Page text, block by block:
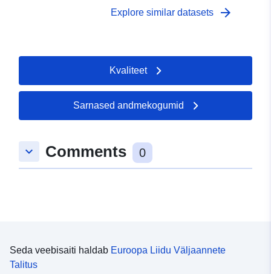
Explore similar datasets arrow_forward
Kvaliteet
Sarnased andmekogumid
keyboard_arrow_down Comments 0
Seda veebisaiti haldab Euroopa Liidu Väljaannete
Talitus